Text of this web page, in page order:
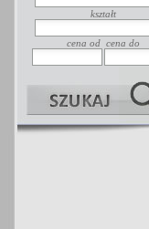
kształt
cena od cena do